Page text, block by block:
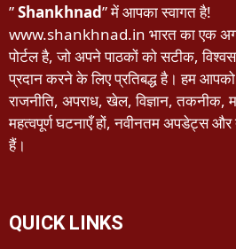
”Shankhnad” में आपका स्वागत है!
www.shankhnad.in भारत का एक
पोर्टल है, जो अपने पाठकों को सटीक,
प्रदान करने के लिए प्रतिबद्ध है। हम आपको
राजनीति, अपराध, खेल, विज्ञान, तकनीक,
महत्वपूर्ण घटनाएँ हों, नवीनतम अपडेट्स और
हैं।
QUICK LINKS